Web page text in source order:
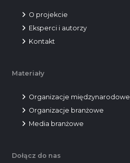
O projekcie
Eksperci i autorzy
Kontakt
Materiały
Organizacje międzynarodowe
Organizacje branżowe
Media branżowe
Dołącz do nas